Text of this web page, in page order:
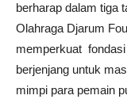
berharap dalam tiga
Olahraga Djarum
memperkuat
berjenjang untuk
mimpi para pemain